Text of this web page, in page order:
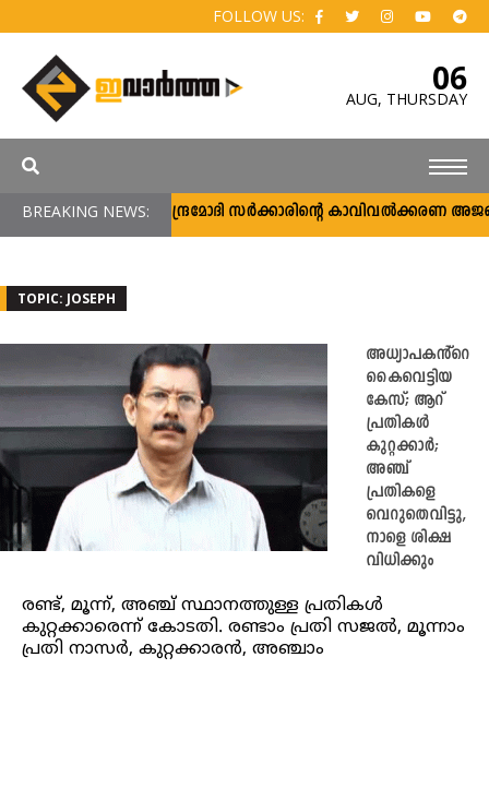
FOLLOW US:
06
AUG, THURSDAY
BREAKING NEWS:നരേന്ദ്രമോദി സര്‍ക്കാരിന്റെ കാവിവല്‍ക്കരണ
TOPIC: JOSEPH
അധ്യാപകൻ്റെ
കൈവെട്ടിയ
കേസ്; ആറ്
പ്രതികൾ
കുറ്റക്കാർ;
അഞ്ച്
പ്രതികളെ
വെറുതെവിട്ടു,
നാളെ ശിക്ഷ
വിധിക്കും
രണ്ട്, മൂന്ന്, അഞ്ച് സ്ഥാനത്തുള്ള പ്രതികൾ
കുറ്റക്കാരെന്ന് കോടതി. രണ്ടാം പ്രതി സജൽ, മൂന്നാം
പ്രതി നാസർ, കുറ്റക്കാരൻ, അഞ്ചാം